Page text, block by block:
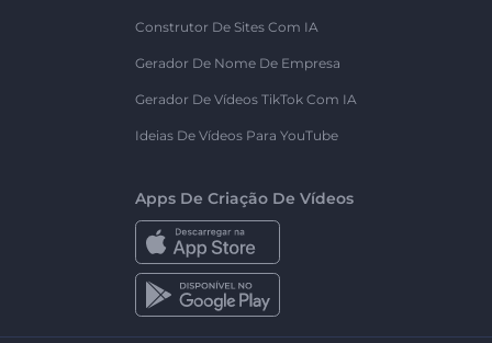
Construtor De Sites Com IA
Gerador De Nome De Empresa
Gerador De Vídeos TikTok Com IA
Ideias De Vídeos Para YouTube
Apps De Criação De Vídeos